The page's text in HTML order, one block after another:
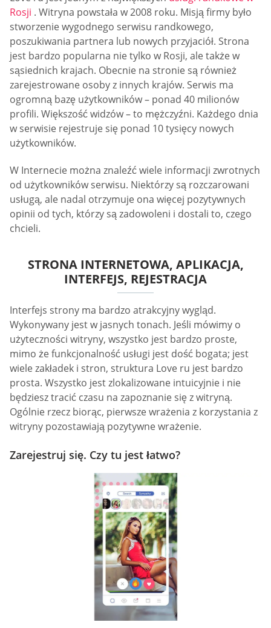
Rosji . Witryna powstała w 2008 roku. Misją firmy było
stworzenie wygodnego serwisu randkowego,
poszukiwania partnera lub nowych przyjaciół. Strona
jest bardzo popularna nie tylko w Rosji, ale także w
sąsiednich krajach. Obecnie na stronie są również
zarejestrowane osoby z innych krajów. Serwis ma
ogromną bazę użytkowników – ponad 40 milionów
profili. Większość widzów – to mężczyźni. Każdego dnia
w serwisie rejestruje się ponad 10 tysięcy nowych
użytkowników.
W Internecie można znaleźć wiele informacji zwrotnych
od użytkowników serwisu. Niektórzy są rozczarowani
usługą, ale nadal otrzymuje ona więcej pozytywnych
opinii od tych, którzy są zadowoleni i dostali to, czego
chcieli.
STRONA INTERNETOWA, APLIKACJA,
INTERFEJS, REJESTRACJA
Interfejs strony ma bardzo atrakcyjny wygląd.
Wykonywany jest w jasnych tonach. Jeśli mówimy o
użyteczności witryny, wszystko jest bardzo proste,
mimo że funkcjonalność usługi jest dość bogata; jest
wiele zakładek i stron, struktura Love ru jest bardzo
prosta. Wszystko jest zlokalizowane intuicyjnie i nie
będziesz tracić czasu na zapoznanie się z witryną.
Ogólnie rzecz biorąc, pierwsze wrażenia z korzystania z
witryny pozostawiają pozytywne wrażenie.
Zarejestruj się. Czy tu jest łatwo?